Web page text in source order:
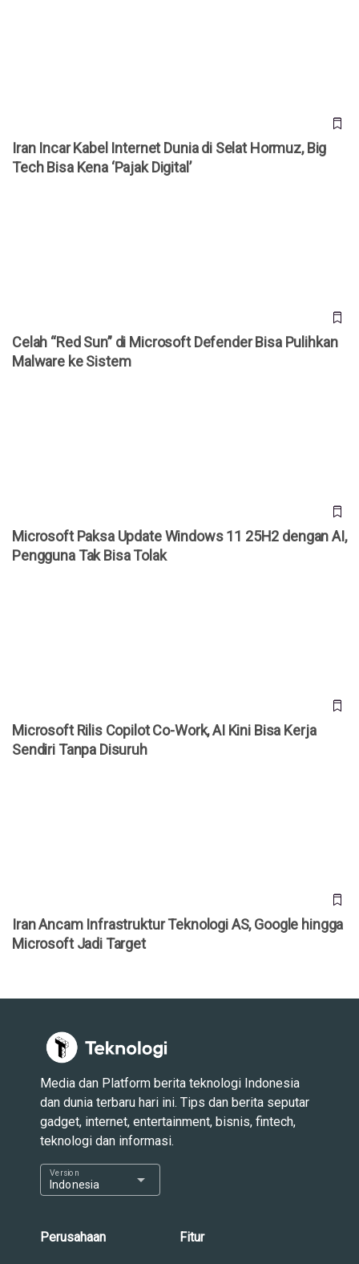
Iran Incar Kabel Internet Dunia di Selat Hormuz, Big
Tech Bisa Kena ‘Pajak Digital’
Celah “Red Sun” di Microsoft Defender Bisa Pulihkan
Malware ke Sistem
Microsoft Paksa Update Windows 11 25H2 dengan AI,
Pengguna Tak Bisa Tolak
Microsoft Rilis Copilot Co-Work, AI Kini Bisa Kerja
Sendiri Tanpa Disuruh
Iran Ancam Infrastruktur Teknologi AS, Google hingga
Microsoft Jadi Target
Media dan Platform berita teknologi Indonesia
dan dunia terbaru hari ini. Tips dan berita seputar
gadget, internet, entertainment, bisnis, fintech,
teknologi dan informasi.
Indonesia
Version arrow_drop_down
Perusahaan Fitur